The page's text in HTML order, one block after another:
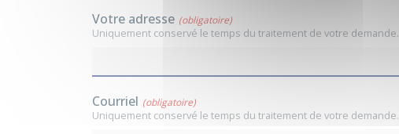
Votre adresse (obligatoire)
Uniquement conservé le temps du traitement de votre demande.
Courriel (obligatoire)
Uniquement conservé le temps du traitement de votre demande.